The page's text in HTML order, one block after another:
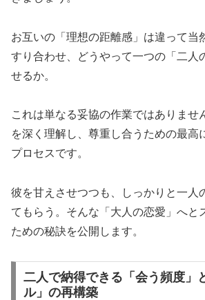
お互いの「理想の距離感」は違って当
すり合わせ、どうやって一つの「二人
せるか。
これは単なる妥協の作業ではありませ
を深く理解し、尊重し合うための最高
プロセスです。
彼を甘えさせつつも、しっかりと一人
てもらう。そんな「大人の恋愛」へと
ための秘訣を公開します。
二人で納得できる「会う頻度」
ル」の再構築